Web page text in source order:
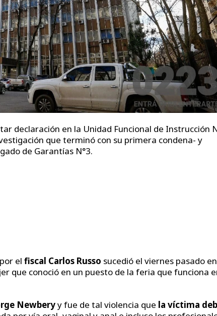
declaración en la Unidad Funcional de Instrucción
que terminó con su primera condena- y
de Garantías N°3.
el fiscal Carlos Russo sucedió el viernes pasado
que conoció en un puesto de la feria que funciona
Newberyy fue de tal violencia que la víctima